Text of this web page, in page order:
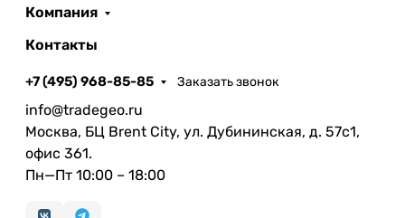
Компания
Контакты
+7 (495) 968-85-85 Заказать звонок
info@tradegeo.ru
Москва, БЦ Brent City, ул. Дубининская, д. 57с1,
офис 361.
Пн—Пт 10:00 – 18:00